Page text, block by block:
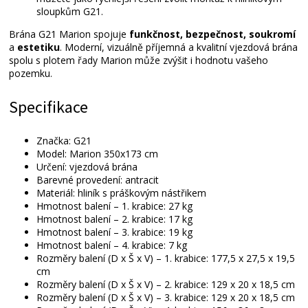
sloupkům G21.
Brána G21 Marion spojuje funkčnost, bezpečnost, soukromí
a estetiku. Moderní, vizuálně příjemná a kvalitní vjezdová brána
spolu s plotem řady Marion může zvýšit i hodnotu vašeho
pozemku.
Specifikace
Značka: G21
Model: Marion 350x173 cm
Určení: vjezdová brána
Barevné provedení: antracit
Materiál: hliník s práškovým nástřikem
Hmotnost balení – 1. krabice: 27 kg
Hmotnost balení – 2. krabice: 17 kg
Hmotnost balení – 3. krabice: 19 kg
Hmotnost balení – 4. krabice: 7 kg
Rozměry balení (D x Š x V) – 1. krabice: 177,5 x 27,5 x 19,5
cm
Rozměry balení (D x Š x V) – 2. krabice: 129 x 20 x 18,5 cm
Rozměry balení (D x Š x V) – 3. krabice: 129 x 20 x 18,5 cm